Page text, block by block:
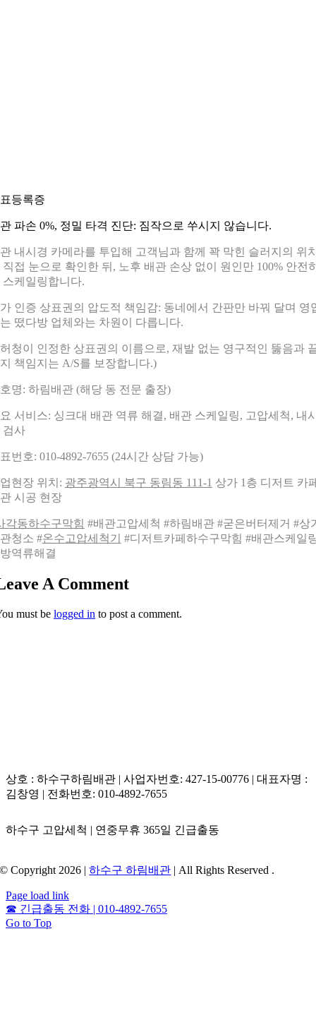
등록증
파손 0%, 정밀 타격 진단: 짐작으로 쑤시지 않습니다.
내시경 카메라를 투입해 고객님과 함께 꽉 막힌 슬러지의 위
직접 눈으로 확인한 뒤, 노후 배관 손상 없이 원인만 100% 안전
스케일링합니다.
인증 상표권의 압도적 책임감: 동네에서 간판만 바꿔 달며 영
떴다방 업체와는 차원이 다릅니다.
청이 인정한 상표권의 이름으로, 재발 없는 영구적인 뚫음과
책임지는 A/S를 보장합니다.)
명: 하림배관 (해당 동 전문 출장)
서비스: 싱크대 배관 역류 해결, 배관 스케일링, 고압세척, 내
검사
번호: 010-4892-7655 (24시간 상담 가능)
현장 위치: 광주광역시 북구 동림동 111-1 상가 1층 디저트 카
시공 현장
각동하수구막힘 #배관고압세척 #하림배관 #굳은버터제거 #상
청소 #온수고압세척기
#디저트카페하수구막힘 #배관스케일
역류해결
A Comment
must be logged in to post a comment.
상호 : 하수구하림배관 | 사업자번호: 427-15-00776 | 대표자명 :
김창영 | 전화번호: 010-4892-7655
하수구 고압세척 | 연중무휴 365일 긴급출동
© Copyright 2026 |하수구 하림배관 | All Rights Reserved .
Page load link
☎ 긴급출동 전화 | 010-4892-7655
Go to Top